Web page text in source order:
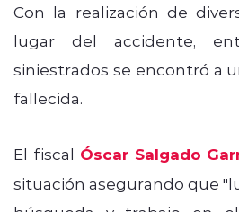
Con la realización de
lugar del accidente,
siniestrados se encontró a
fallecida.
El fiscal Óscar Salgado
situación asegurando que